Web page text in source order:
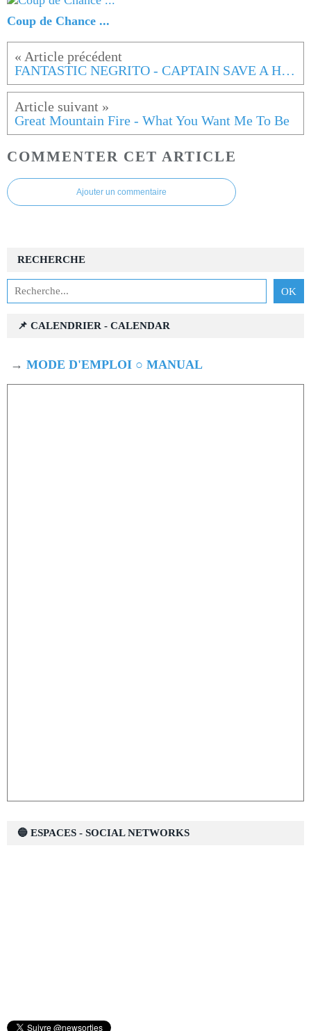
Coup de Chance ...
FANTASTIC NEGRITO - CAPTAIN SAVE A HOE (FEAT. E40)
Great Mountain Fire - What You Want Me To Be
COMMENTER CET ARTICLE
Ajouter un commentaire
RECHERCHE
📌 CALENDRIER - CALENDAR
→ MODE D'EMPLOI ○ MANUAL
🔵 ESPACES - SOCIAL NETWORKS